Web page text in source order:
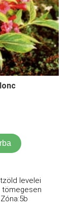
levelei
tömegesen